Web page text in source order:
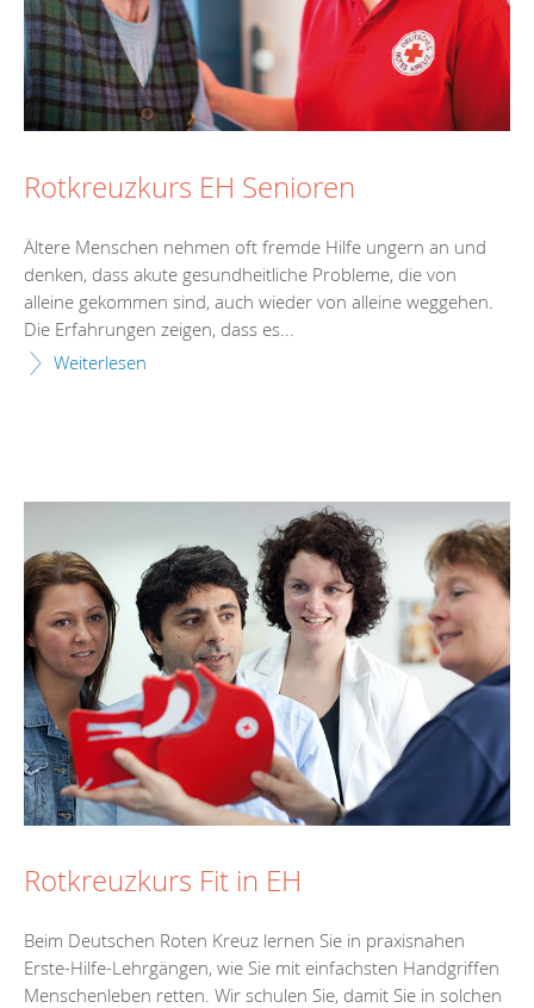
Rotkreuzkurs EH Senioren
Ältere Menschen nehmen oft fremde Hilfe ungern an und
denken, dass akute gesundheitliche Probleme, die von
alleine gekommen sind, auch wieder von alleine weggehen.
Die Erfahrungen zeigen, dass es...
Weiterlesen
Rotkreuzkurs Fit in EH
Beim Deutschen Roten Kreuz lernen Sie in praxisnahen
Erste-Hilfe-Lehrgängen, wie Sie mit einfachsten Handgriffen
Menschenleben retten. Wir schulen Sie, damit Sie in solchen